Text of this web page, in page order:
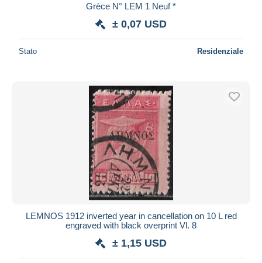
Grèce N° LEM 1 Neuf *
± 0,07 USD
Stato Residenziale
LEMNOS 1912 inverted year in cancellation on 10 L red
engraved with black overprint Vl. 8
± 1,15 USD